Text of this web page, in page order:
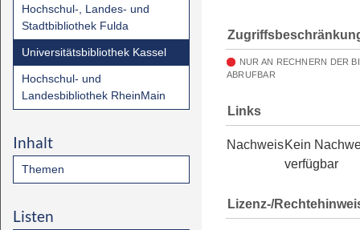
Hochschul-, Landes- und
Stadtbibliothek Fulda
Universitätsbibliothek Kassel
Hochschul- und
Landesbibliothek RheinMain
Inhalt
Themen
Listen
NUR AN RECHNERN DER
ABRUFBAR
Links
NachweisKein
verfügbar
Lizenz-/